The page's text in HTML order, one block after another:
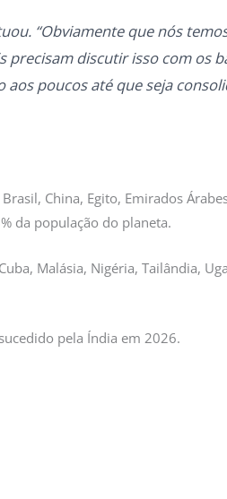
“Obviamente que nós
discutir isso com os
poucos até que seja
China, Egito, Emirados
da população do planeta.
Malásia, Nigéria, Tailândia,
pela Índia em 2026.